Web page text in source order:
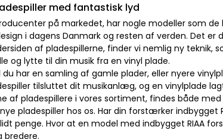
med fantastisk lyd
på markedet, har nogle modeller som
i dagens Danmark og resten af verden. Det
af pladespillerne, finder vi nemlig ny teknik,
og lytte til din musik fra en vinyl plade.
du har en samling af gamle plader, eller nyere
tilsluttet dit musikanlæg, og en vinylplade
af pladespillere i vores sortiment, findes både
pladespiller hos os. Har din forstærker
penge. Hvor at en model med indbygget RIAA
bredere.